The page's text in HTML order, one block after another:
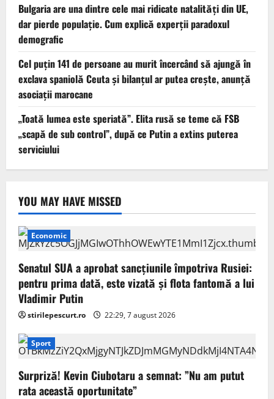
Bulgaria are una dintre cele mai ridicate natalități din UE,
dar pierde populație. Cum explică experții paradoxul
demografic
Cel puţin 141 de persoane au murit încercând să ajungă în
exclava spaniolă Ceuta şi bilanţul ar putea creşte, anunță
asociații marocane
„Toată lumea este speriată”. Elita rusă se teme că FSB
„scapă de sub control”, după ce Putin a extins puterea
serviciului
YOU MAY HAVE MISSED
Economic
Senatul SUA a aprobat sancțiunile împotriva Rusiei:
pentru prima dată, este vizată și flota fantomă a lui
Vladimir Putin
stirilepescurt.ro 22:29, 7 august 2026
Sport
Surpriză! Kevin Ciubotaru a semnat: ”Nu am putut
rata această oportunitate”